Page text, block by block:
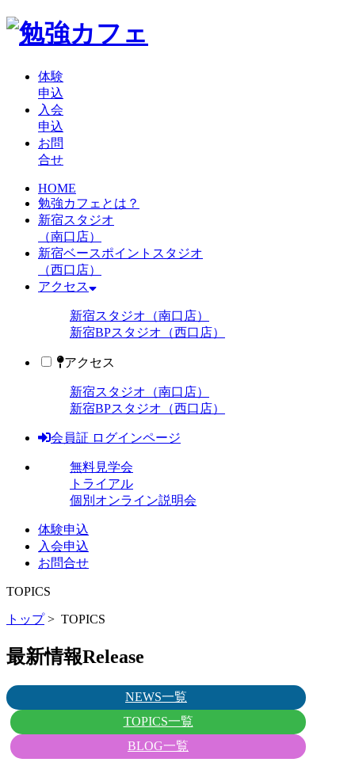
体験
申込
入会
申込
お問
合せ
HOME
勉強カフェとは？
新宿スタジオ
（南口店）
新宿ベースポイントスタジオ
（西口店）
アクセス
新宿スタジオ（南口店）
新宿BPスタジオ（西口店）
アクセス
新宿スタジオ（南口店）
新宿BPスタジオ（西口店）
会員証 ログインページ
無料見学会
トライアル
個別オンライン説明会
体験申込
入会申込
お問合せ
TOPICS
トップ> TOPICS
最新情報Release
NEWS一覧
TOPICS一覧
BLOG一覧